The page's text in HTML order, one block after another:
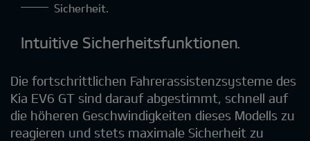
Sicherheit.
Intuitive Sicherheitsfunktionen.
Die fortschrittlichen Fahrerassistenzsysteme des
Kia EV6 GT sind darauf abgestimmt, schnell auf
die höheren Geschwindigkeiten dieses Modells zu
reagieren und stets maximale Sicherheit zu